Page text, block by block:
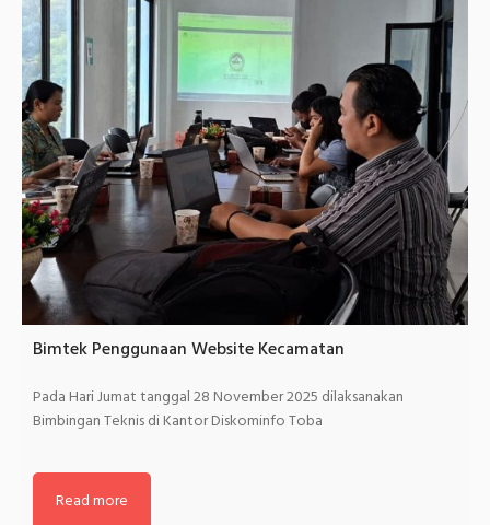
Bimtek Penggunaan Website Kecamatan
Pada Hari Jumat tanggal 28 November 2025 dilaksanakan
Bimbingan Teknis di Kantor Diskominfo Toba
Read more